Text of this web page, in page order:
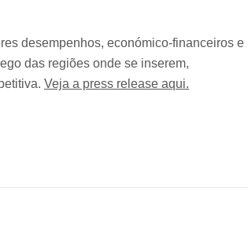
desempenhos, económico-financeiros e
das regiões onde se inserem,
Veja a press release aqui.